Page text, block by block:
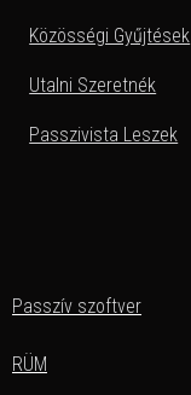
Közösségi Gyűjtések
Utalni Szeretnék
Passzivista Leszek
Passzív szoftver
RÜM